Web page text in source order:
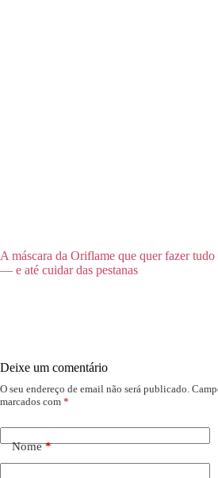
A máscara da Oriflame que quer fazer
— e até cuidar das pestanas
Deixe um comentário
O seu endereço de email não será publicado.
marcados com *
Nome*